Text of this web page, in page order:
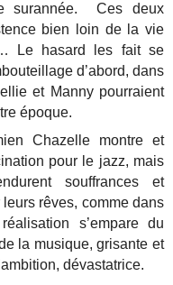
surannée. Ces deux
bien loin de la vie
Le hasard les fait se
d’abord, dans
et Manny pourraient
époque.
Chazelle montre et
pour le jazz, mais
souffrances et
rêves, comme dans
s’empare du
la musique, grisante et
dévastatrice.